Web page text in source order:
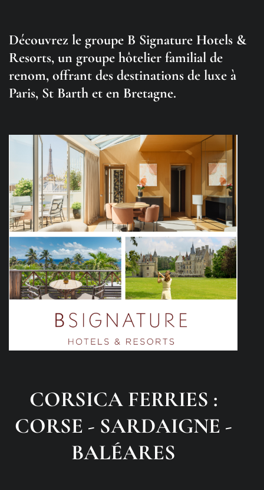
Découvrez le groupe B Signature Hotels &
Resorts, un groupe hôtelier familial de
renom, offrant des destinations de luxe à
Paris, St Barth et en Bretagne.
CORSICA FERRIES :
CORSE - SARDAIGNE -
BALÉARES